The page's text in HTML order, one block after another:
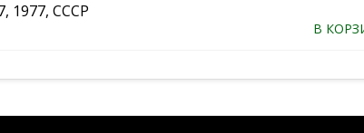
1977, СССР
В